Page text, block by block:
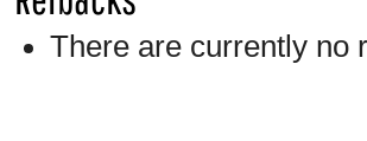
There are currently no